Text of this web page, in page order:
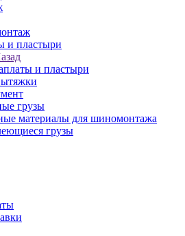
и пластыри
и пластыри
грузы
материалы для шиномонтажа
грузы